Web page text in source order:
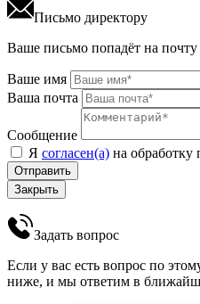
Письмо директору
Ваше письмо попадёт на почту
Ваше имя
Ваша почта
Сообщение
Я согласен(а) на
Отправить
Закрыть
Задать вопрос
Если у вас есть вопрос по
ниже, и мы ответим в